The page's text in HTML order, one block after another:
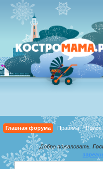
Главная форума Правила Поиск
Добро пожаловать,